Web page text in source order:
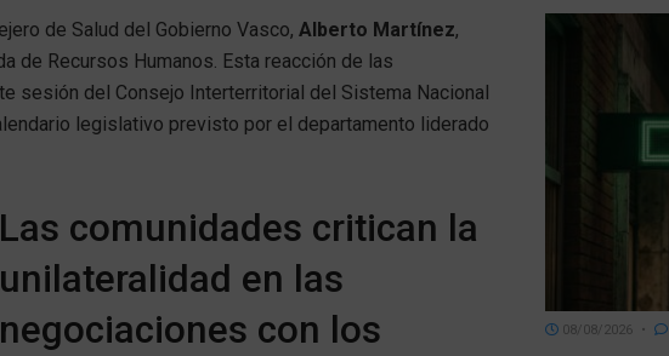
de Salud del Gobierno Vasco, Alberto Martínez,
de Recursos Humanos. Esta reacción de las
sesión del Consejo Interterritorial del Sistema Nacional
legislativo previsto por el departamento liderado
Las comunidades critican la
unilateralidad en las
negociaciones con los
08/08/2026